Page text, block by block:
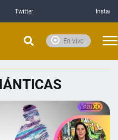
Twitter
En Vivo